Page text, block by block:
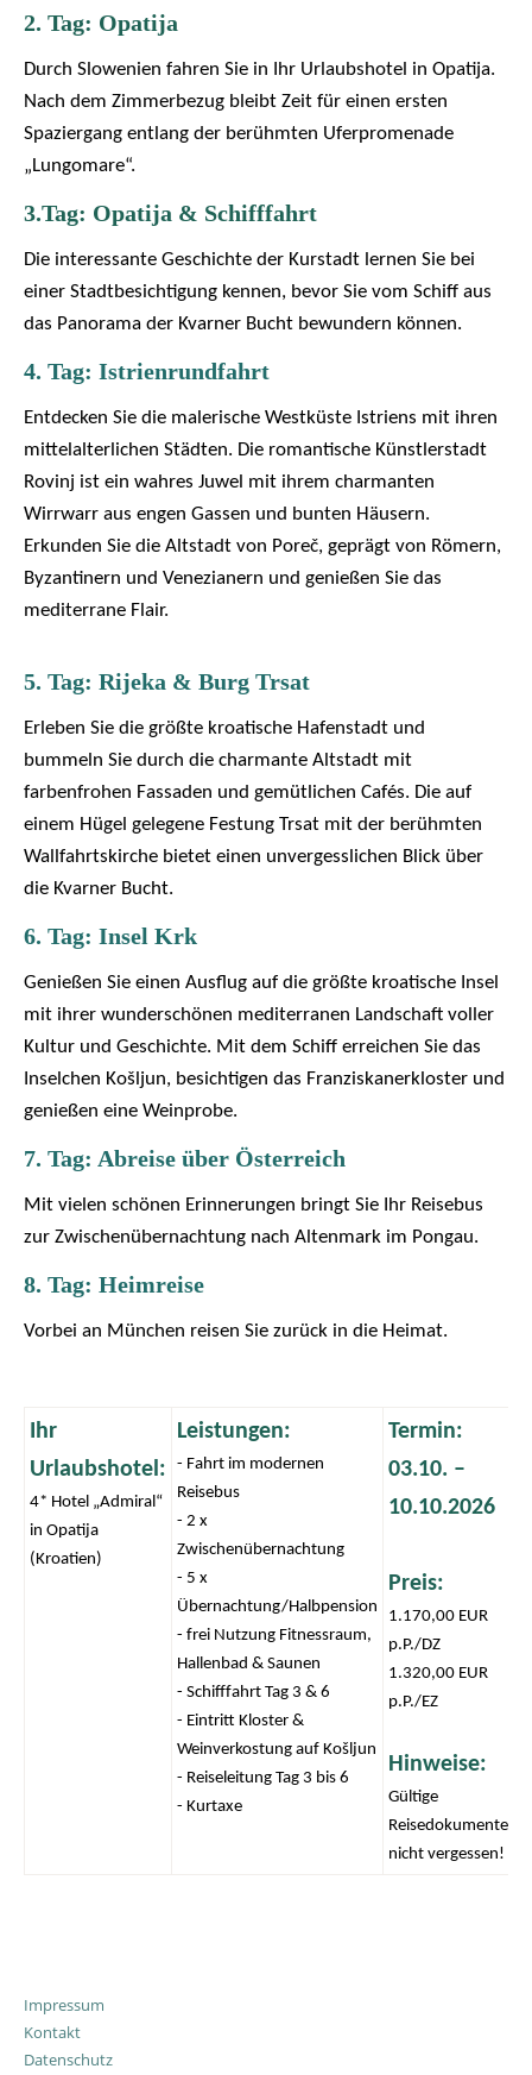
2. Tag: Opatija
Durch Slowenien fahren Sie in Ihr Urlaubshotel in Opatija.
Nach dem Zimmerbezug bleibt Zeit für einen ersten
Spaziergang entlang der berühmten Uferpromenade
„Lungomare“.
3.Tag: Opatija & Schifffahrt
Die interessante Geschichte der Kurstadt lernen Sie bei
einer Stadtbesichtigung kennen, bevor Sie vom Schiff aus
das Panorama der Kvarner Bucht bewundern können.
4. Tag: Istrienrundfahrt
Entdecken Sie die malerische Westküste Istriens mit ihren
mittelalterlichen Städten. Die romantische Künstlerstadt
Rovinj ist ein wahres Juwel mit ihrem charmanten
Wirrwarr aus engen Gassen und bunten Häusern.
Erkunden Sie die Altstadt von Poreč, geprägt von Römern,
Byzantinern und Venezianern und genießen Sie das
mediterrane Flair.
5. Tag: Rijeka & Burg Trsat
Erleben Sie die größte kroatische Hafenstadt und
bummeln Sie durch die charmante Altstadt mit
farbenfrohen Fassaden und gemütlichen Cafés. Die auf
einem Hügel gelegene Festung Trsat mit der berühmten
Wallfahrtskirche bietet einen unvergesslichen Blick über
die Kvarner Bucht.
6. Tag: Insel Krk
Genießen Sie einen Ausflug auf die größte kroatische Insel
mit ihrer wunderschönen mediterranen Landschaft voller
Kultur und Geschichte. Mit dem Schiff erreichen Sie das
Inselchen Košljun, besichtigen das Franziskanerkloster und
genießen eine Weinprobe.
7. Tag: Abreise über Österreich
Mit vielen schönen Erinnerungen bringt Sie Ihr Reisebus
zur Zwischenübernachtung nach Altenmark im Pongau.
8. Tag: Heimreise
Vorbei an München reisen Sie zurück in die Heimat.
Ihr
Urlaubshotel:
4* Hotel „Admiral“
in Opatija
(Kroatien)
Leistungen:
- Fahrt im modernen
Reisebus
- 2 x
Zwischenübernachtung
- 5 x
Übernachtung/Halbpension
- frei Nutzung Fitnessraum,
Hallenbad & Saunen
- Schifffahrt Tag 3 & 6
- Eintritt Kloster &
Weinverkostung auf Košljun
- Reiseleitung Tag 3 bis 6
- Kurtaxe
Termin:
03.10. –
10.10.2026
Preis:
1.170,00 EUR
p.P./DZ
1.320,00 EUR
p.P./EZ
Hinweise:
Gültige
Reisedokumente
nicht vergessen!
Impressum
Kontakt
Datenschutz